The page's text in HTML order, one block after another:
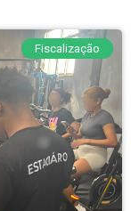
Fiscalização